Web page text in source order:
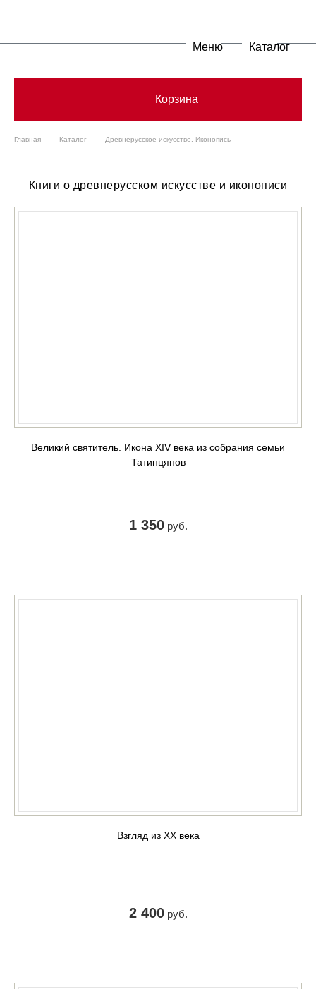
Меню Каталог
Корзина
Главная Каталог Древнерусское искусство. Иконопись
Книги о древнерусском искусстве и иконописи
Великий святитель. Икона XIV века из собрания семьи
Татинцянов
1 350руб.
Взгляд из ХХ века
2 400руб.